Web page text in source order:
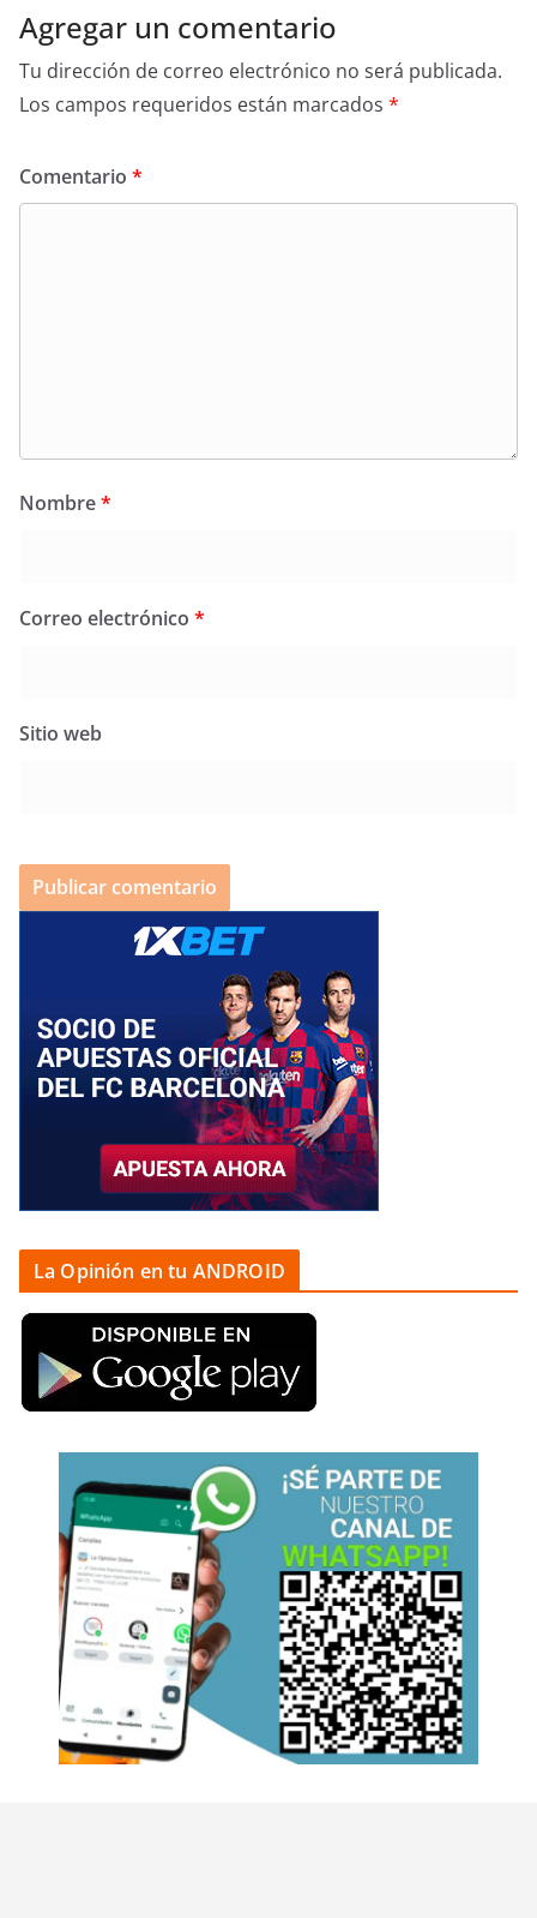
Agregar un comentario
Tu dirección de correo electrónico no será publicada.
Los campos requeridos están marcados *
Comentario *
Nombre*
Correo electrónico *
Sitio web
La Opinión en tu ANDROID